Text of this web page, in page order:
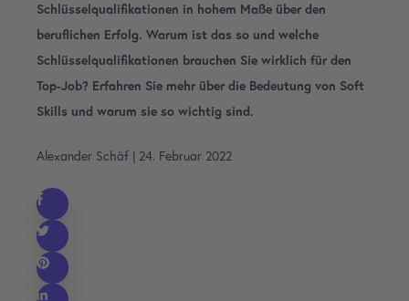
Schlüsselqualifikationen in hohem Maße über den
beruflichen Erfolg. Warum ist das so und welche
Schlüsselqualifikationen brauchen Sie wirklich für den
Top-Job? Erfahren Sie mehr über die Bedeutung von Soft
Skills und warum sie so wichtig sind.
Alexander Schäf | 24. Februar 2022